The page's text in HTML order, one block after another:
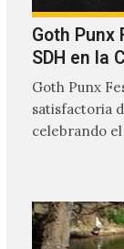
Goth Punx
SDH en la
Goth Punx
satisfactoria
celebrando